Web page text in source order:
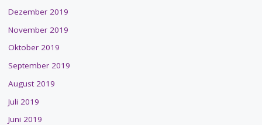
Dezember 2019
November 2019
Oktober 2019
September 2019
August 2019
Juli 2019
Juni 2019